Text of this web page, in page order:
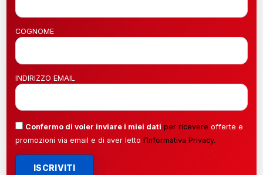
COGNOME
INDIRIZZO EMAIL
Confermo di voler inviare i miei dati per ricevere offerte e
promozioni via email e di aver letto l’Informativa Privacy.
ISCRIVITI